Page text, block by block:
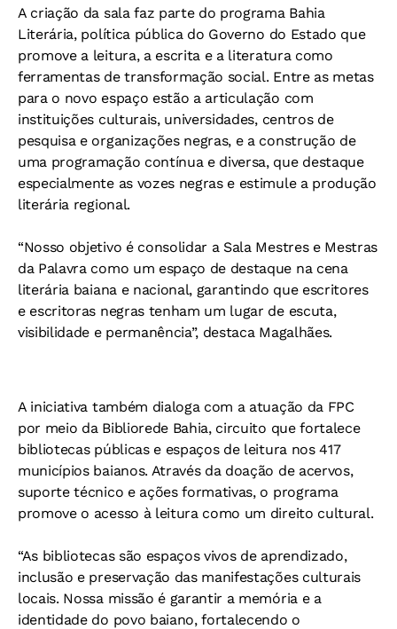
A criação da sala faz parte do programa Bahia
Literária, política pública do Governo do Estado que
promove a leitura, a escrita e a literatura como
ferramentas de transformação social. Entre as metas
para o novo espaço estão a articulação com
instituições culturais, universidades, centros de
pesquisa e organizações negras, e a construção de
uma programação contínua e diversa, que destaque
especialmente as vozes negras e estimule a produção
literária regional.
“Nosso objetivo é consolidar a Sala Mestres e Mestras
da Palavra como um espaço de destaque na cena
literária baiana e nacional, garantindo que escritores
e escritoras negras tenham um lugar de escuta,
visibilidade e permanência”, destaca Magalhães.
A iniciativa também dialoga com a atuação da FPC
por meio da Bibliorede Bahia, circuito que fortalece
bibliotecas públicas e espaços de leitura nos 417
municípios baianos. Através da doação de acervos,
suporte técnico e ações formativas, o programa
promove o acesso à leitura como um direito cultural.
“As bibliotecas são espaços vivos de aprendizado,
inclusão e preservação das manifestações culturais
locais. Nossa missão é garantir a memória e a
identidade do povo baiano, fortalecendo o